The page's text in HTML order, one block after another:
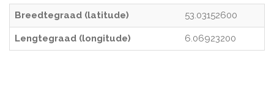
Breedtegraad (latitude) 53.03152600
Lengtegraad (longitude) 6.06923200